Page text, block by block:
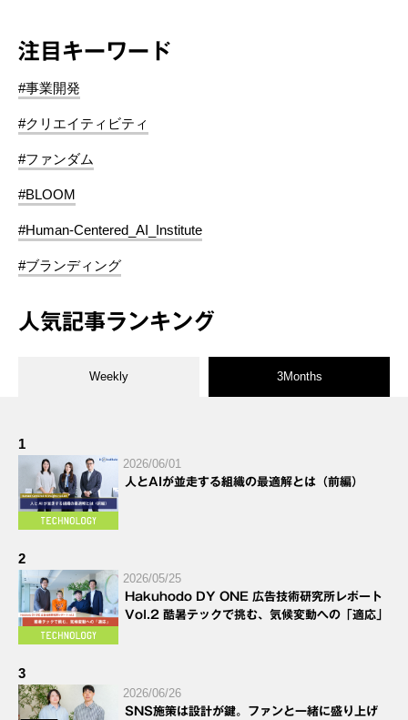
注目キーワード
#事業開発
#クリエイティビティ
#ファンダム
#BLOOM
#Human-Centered_AI_Institute
#ブランディング
人気記事ランキング
Weekly 3Months
1
2026/06/01
人とAIが並走する組織の最適解とは（前編）
2
2026/05/25
Hakuhodo DY ONE 広告技術研究所レポート
Vol.2 酷暑テックで挑む、気候変動への「適応」
3
2026/06/26
SNS施策は設計が鍵。ファンと一緒に盛り上げ